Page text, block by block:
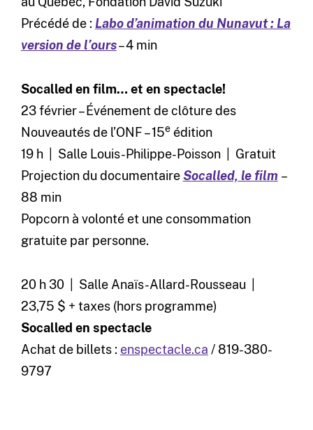
Précédé de : Labo d’animation du Nunavut : La
version de l’ours– 4 min
Socalled en film… et en spectacle!
23 février – Événement de clôture des
Nouveautés de l’ONF – 15eédition
19 h | Salle Louis-Philippe-Poisson | Gratuit
Projection du documentaireSocalled, le film –
88 min
Popcorn à volonté et une consommation
gratuite par personne.
20 h 30 | Salle Anaïs-Allard-Rousseau |
23,75 $ + taxes (hors programme)
Socalled en spectacle
Achat de billets : enspectacle.ca / 819-380-
9797